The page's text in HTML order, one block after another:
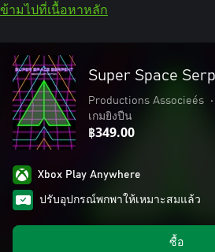
ข้ามไปที่เนื้อหาหลัก
Super Space
Productions Associeés •
เกมยิงปืน
฿349.00
Xbox Play Anywhere
ปรับอุปกรณ์พกพาให้เหมาะสมแล้ว
ซื้อ